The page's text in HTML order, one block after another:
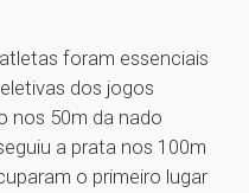
foram essenciais
dos jogos
nos 50m da nado
a prata nos 100m
o primeiro lugar